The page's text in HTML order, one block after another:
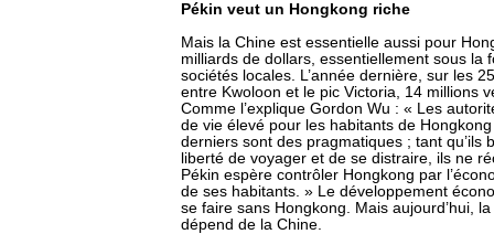
Pékin veut un Hongkong riche
Mais la Chine est essentielle aussi pour
milliards de dollars, essentiellement sous la
sociétés locales. L’année dernière, sur les
entre Kwoloon et le pic Victoria, 14 millions
Comme l’explique Gordon Wu : « Les
de vie élevé pour les habitants de
derniers sont des pragmatiques ; tant qu’ils
liberté de voyager et de se distraire, ils ne
Pékin espère contrôler Hongkong par
de ses habitants. » Le développement
se faire sans Hongkong. Mais aujourd’hui,
dépend de la Chine.